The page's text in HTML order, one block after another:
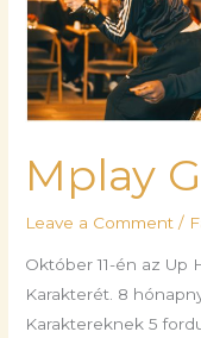
Mplay
Leave a Comment /
Október 11-én az
Karakterét. 8
Karaktereknek 5